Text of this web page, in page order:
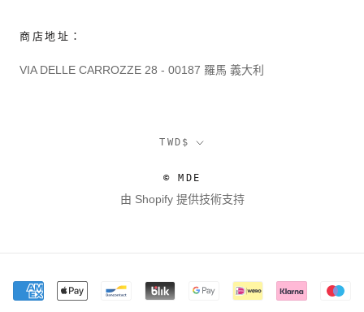
商店地址：
VIA DELLE CARROZZE 28 - 00187 羅馬 義大利
貨
TWD$
© MDE
由 Shopify 提供技術支持